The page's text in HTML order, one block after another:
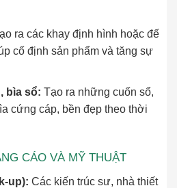
ra các khay định hình hoặc đế
cố định sản phẩm và tăng sự
bìa sổ: Tạo ra những cuốn sổ,
cứng cáp, bền đẹp theo thời
CÁO VÀ MỸ THUẬT
up): Các kiến trúc sư, nhà thiết